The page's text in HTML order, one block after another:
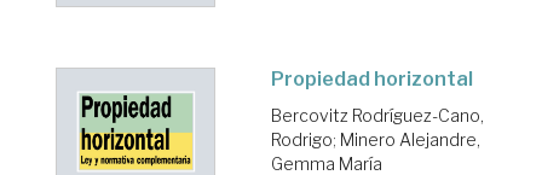
Propiedad horizontal
Bercovitz Rodríguez-Cano,
Rodrigo; Minero Alejandre,
Gemma María